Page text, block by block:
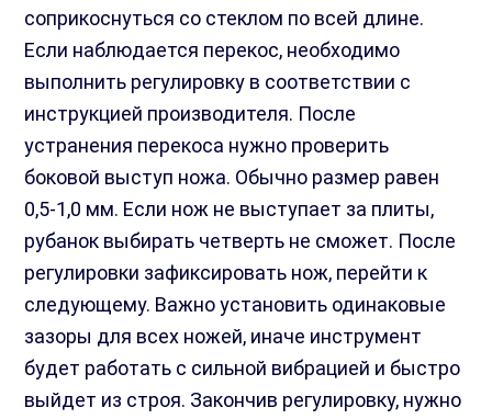
соприкоснуться со стеклом по всей длине.
Если наблюдается перекос, необходимо
выполнить регулировку в соответствии с
инструкцией производителя. После
устранения перекоса нужно проверить
боковой выступ ножа. Обычно размер равен
0,5-1,0 мм. Если нож не выступает за плиты,
рубанок выбирать четверть не сможет. После
регулировки зафиксировать нож, перейти к
следующему. Важно установить одинаковые
зазоры для всех ножей, иначе инструмент
будет работать с сильной вибрацией и быстро
выйдет из строя. Закончив регулировку, нужно